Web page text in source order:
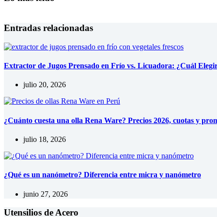
Entradas relacionadas
Extractor de Jugos Prensado en Frío vs. Licuadora: ¿Cuál
julio 20, 2026
¿Cuánto cuesta una olla Rena Ware? Precios 2026, cuotas y
julio 18, 2026
¿Qué es un nanómetro? Diferencia entre micra y nanómetro
junio 27, 2026
Utensilios de Acero